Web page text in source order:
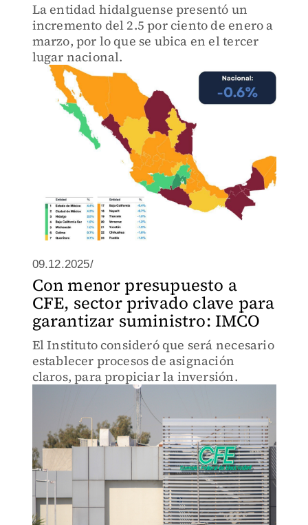
La entidad hidalguense presentó un
incremento del 2.5 por ciento de enero a
marzo, por lo que se ubica en el tercer
lugar nacional.
09.12.2025/
Con menor presupuesto a
CFE, sector privado clave para
garantizar suministro: IMCO
El Instituto consideró que será necesario
establecer procesos de asignación
claros, para propiciar la inversión.